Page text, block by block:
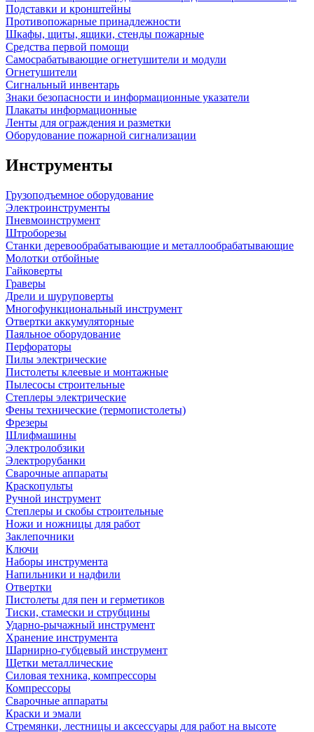
Подставки и кронштейны
Противопожарные принадлежности
Шкафы, щиты, ящики, стенды пожарные
Средства первой помощи
Самосрабатывающие огнетушители и модули
Огнетушители
Сигнальный инвентарь
Знаки безопасности и информационные указатели
Плакаты информационные
Ленты для ограждения и разметки
Оборудование пожарной сигнализации
Инструменты
Грузоподъемное оборудование
Электроинструменты
Пневмоинструмент
Штроборезы
Станки деревообрабатывающие и металлообрабатывающие
Молотки отбойные
Гайковерты
Граверы
Дрели и шуруповерты
Многофункциональный инструмент
Отвертки аккумуляторные
Паяльное оборудование
Перфораторы
Пилы электрические
Пистолеты клеевые и монтажные
Пылесосы строительные
Степлеры электрические
Фены технические (термопистолеты)
Фрезеры
Шлифмашины
Электролобзики
Электрорубанки
Сварочные аппараты
Краскопульты
Ручной инструмент
Степлеры и скобы строительные
Ножи и ножницы для работ
Заклепочники
Ключи
Наборы инструмента
Напильники и надфили
Отвертки
Пистолеты для пен и герметиков
Тиски, стамески и струбцины
Ударно-рычажный инструмент
Хранение инструмента
Шарнирно-губцевый инструмент
Щетки металлические
Силовая техника, компрессоры
Компрессоры
Сварочные аппараты
Краски и эмали
Стремянки, лестницы и аксессуары для работ на высоте